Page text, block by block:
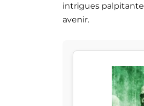
intrigues
avenir.